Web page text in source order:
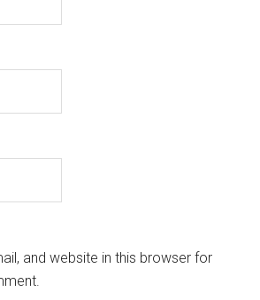
and website in this browser for